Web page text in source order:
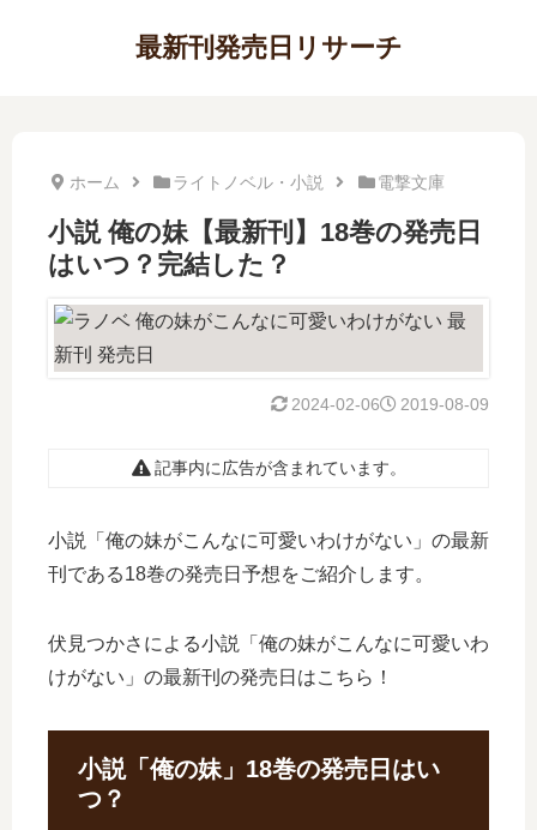
最新刊発売日リサーチ
ホーム ライトノベル・小説 電撃文庫
小説 俺の妹【最新刊】18巻の発売日
はいつ？完結した？
2019-08-09
2024-02-06
記事内に広告が含まれています。
小説「俺の妹がこんなに可愛いわけがない」の最新
刊である18巻の発売日予想をご紹介します。
伏見つかさによる小説「俺の妹がこんなに可愛いわ
けがない」の最新刊の発売日はこちら！
小説「俺の妹」18巻の発売日はい
つ？